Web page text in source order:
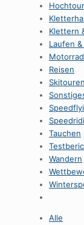
Klettern
Laufen
Motorrad
Reisen
Skitouren
Tauchen
Wandern
Alle